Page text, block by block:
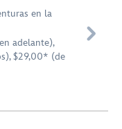
en la
adelante),
$29,00* (de
